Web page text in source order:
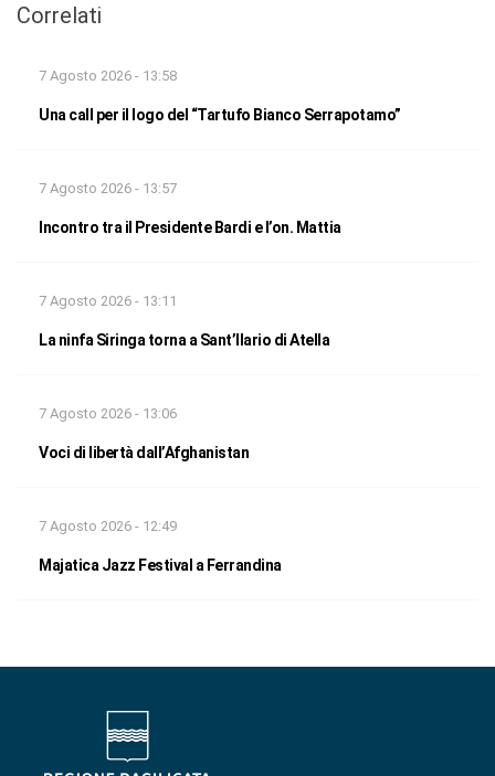
Correlati
7 Agosto 2026 - 13:58
Una call per il logo del “Tartufo Bianco Serrapotamo”
7 Agosto 2026 - 13:57
Incontro tra il Presidente Bardi e l’on. Mattia
7 Agosto 2026 - 13:11
La ninfa Siringa torna a Sant’Ilario di Atella
7 Agosto 2026 - 13:06
Voci di libertà dall’Afghanistan
7 Agosto 2026 - 12:49
Majatica Jazz Festival a Ferrandina